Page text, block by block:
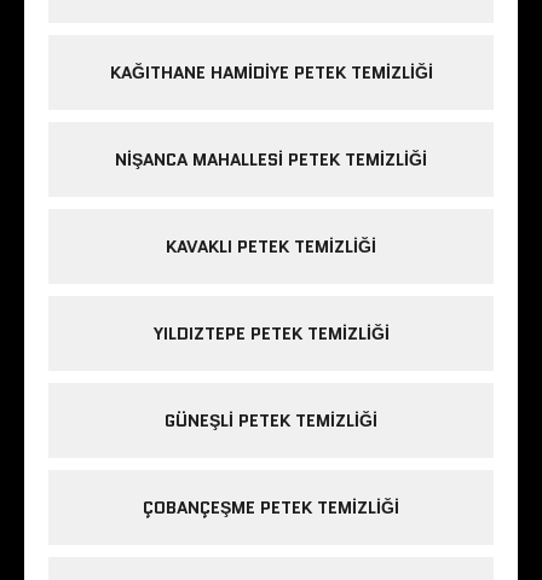
KAĞITHANE HAMIDIYE PETEK TEMIZLIĞI
NIŞANCA MAHALLESI PETEK TEMIZLIĞI
KAVAKLI PETEK TEMIZLIĞI
YILDIZTEPE PETEK TEMIZLIĞI
GÜNEŞLI PETEK TEMIZLIĞI
ÇOBANÇEŞME PETEK TEMIZLIĞI